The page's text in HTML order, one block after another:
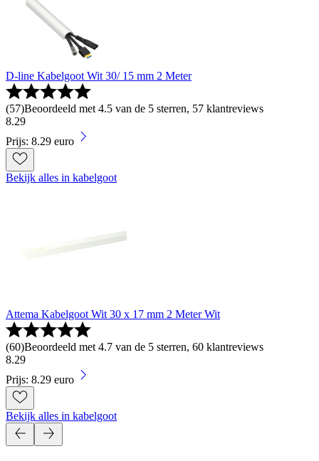
D-line Kabelgoot Wit 30/ 15 mm 2 Meter
(57)Beoordeeld met 4.5 van de 5 sterren, 57 klantreviews
8.29
Prijs: 8.29 euro
Bekijk alles in kabelgoot
Attema Kabelgoot Wit 30 x 17 mm 2 Meter Wit
(60)Beoordeeld met 4.7 van de 5 sterren, 60 klantreviews
8.29
Prijs: 8.29 euro
Bekijk alles in kabelgoot